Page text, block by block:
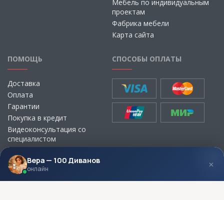
Мебель по индивидуальным
проектам
Фабрика мебели
Карта сайта
ПОМОЩЬ
Доставка
Оплата
Гарантии
Покупка в кредит
Видеоконсультация со
специалистом
Выбор ткани для мебели без
визита в магазин
СПОСОБЫ ОПЛАТЫ
МЫ В СОЦСЕТЯХ КОНТАКТЫ
Вера — 100 Диванов
онлайн ×